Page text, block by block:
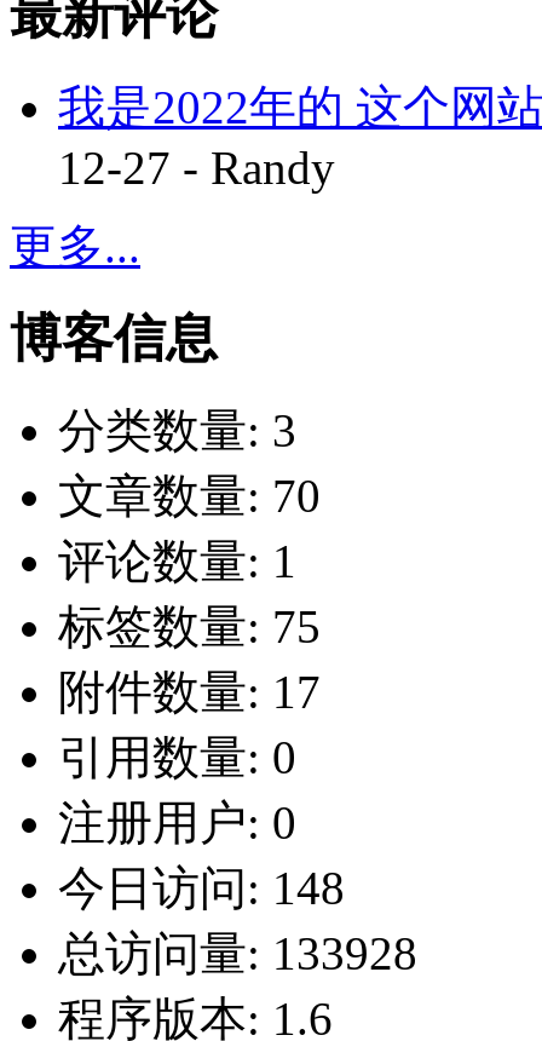
最新评论
我是2022年的 这个网
12-27 - Randy
更多...
博客信息
分类数量: 3
文章数量: 70
评论数量: 1
标签数量: 75
附件数量: 17
引用数量: 0
注册用户: 0
今日访问: 148
总访问量: 133928
程序版本: 1.6